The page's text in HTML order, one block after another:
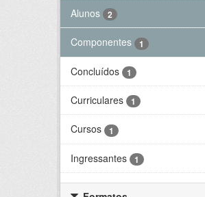
Alunos 2
Componentes 1
Concluídos 1
Curriculares 1
Cursos 1
Ingressantes 1